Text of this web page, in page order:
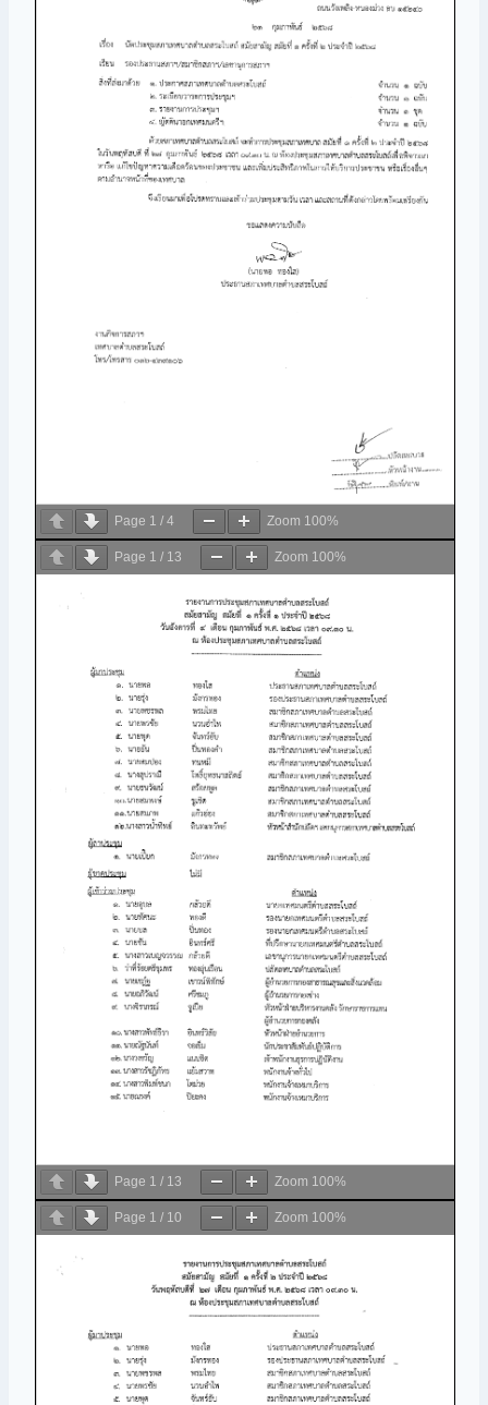
Page 1 / 4 Zoom 100%
Page 1 / 13 Zoom 100%
Page 1 / 13 Zoom 100%
Page 1 / 10 Zoom 100%